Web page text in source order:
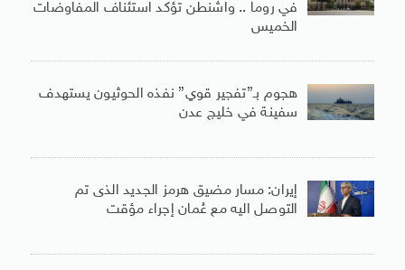
في روما .. واشنطن تؤكد استئناف المفاوضات
الخميس
هجوم بـ”تفجير قوي” نفذه الحوثيون يستهدف
سفينة في خليج عدن
إيران: مسار مضيق هرمز الجديد الذى تم
التوصل اليه مع عُمان إجراء مؤقت